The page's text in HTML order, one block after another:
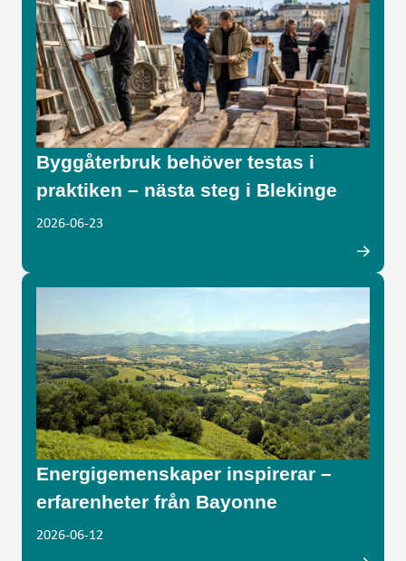
Byggåterbruk behöver testas i
praktiken – nästa steg i Blekinge
2026-06-23
Energigemenskaper inspirerar –
erfarenheter från Bayonne
2026-06-12